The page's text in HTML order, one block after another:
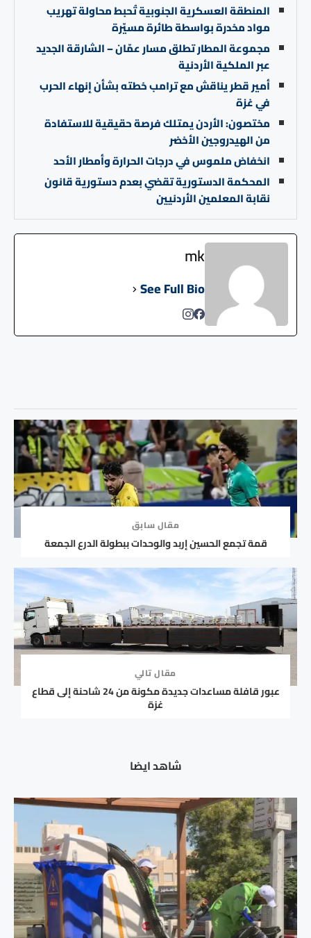
المنطقة العسكرية الجنوبية تُحبط محاولة تهريب
مواد مخدرة بواسطة طائرة مسيّرة
مجموعة المطار تطلق مسار عمّان – الشارقة الجديد
عبر الملكية الأردنية
أمير قطر يناقش مع ترامب خطته بشأن إنهاء الحرب
في غزة
مختصون: الأردن يمتلك فرصة حقيقية للاستفادة
من الهيدروجين الأخضر
انخفاض ملموس في درجات الحرارة وأمطار الأحد
المحكمة الدستورية تقضي بعدم دستورية قانون
نقابة المعلمين الأردنيين
mk
See Full Bio
مقال سابق
قمة تجمع الحسين إربد والوحدات ببطولة الدرع الجمعة
مقال تالي
عبور قافلة مساعدات جديدة مكونة من 24 شاحنة إلى قطاع
غزة
شاهد ايضا